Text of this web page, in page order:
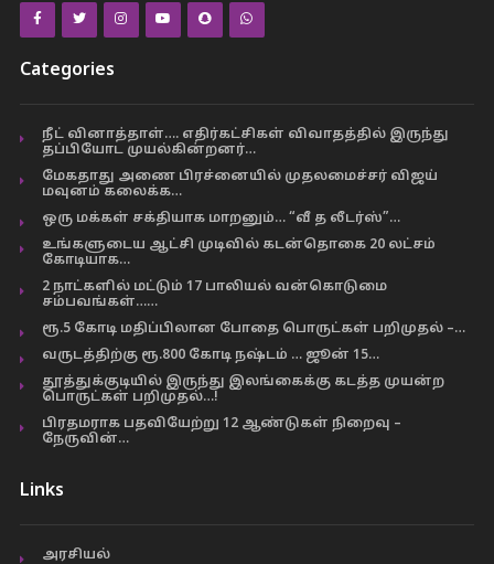
Categories
நீட் வினாத்தாள்…. எதிர்கட்சிகள் விவாதத்தில் இருந்து
தப்பியோட முயல்கின்றனர்…
மேகதாது அணை பிரச்னையில் முதலமைச்சர் விஜய்
மவுனம் கலைக்க…
ஒரு மக்கள் சக்தியாக மாறனும்… “வீ த லீடர்ஸ்”…
உங்களுடைய ஆட்சி முடிவில் கடன்தொகை 20 லட்சம்
கோடியாக…
2 நாட்களில் மட்டும் 17 பாலியல் வன்கொடுமை
சம்பவங்கள்……
ரூ.5 கோடி மதிப்பிலான போதை பொருட்கள் பறிமுதல் –…
வருடத்திற்கு ரூ.800 கோடி நஷ்டம் … ஜூன் 15…
தூத்துக்குடியில் இருந்து இலங்கைக்கு கடத்த முயன்ற
பொருட்கள் பறிமுதல்…!
பிரதமராக பதவியேற்று 12 ஆண்டுகள் நிறைவு –
நேருவின்…
Links
அரசியல்